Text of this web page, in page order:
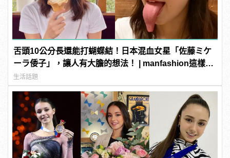
舌頭10公分長還能打蝴蝶結！日本混血女星「佐藤ミケ
ーラ倭子」，讓人有大膽的想法！ | manfashion這樣變
型男
生活話題